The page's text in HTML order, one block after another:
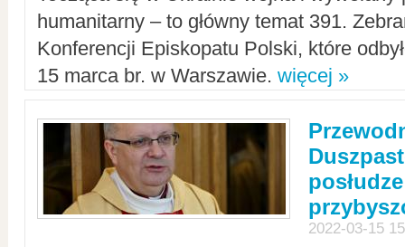
humanitarny – to główny temat 391.
Konferencji Episkopatu Polski, które
15 marca br. w Warszawie. więcej »
2022-03-15